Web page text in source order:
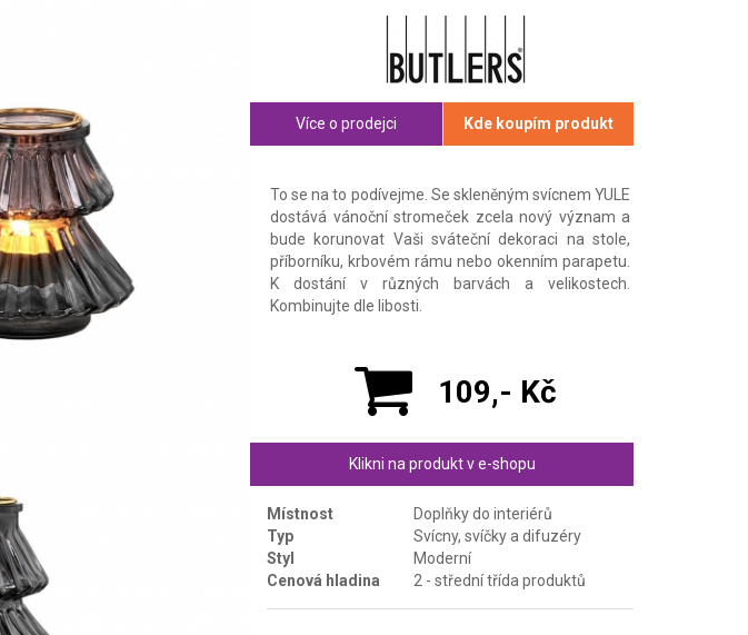
Více o prodejci Kde koupím produkt
To se na to podívejme. Se skleněným svícnem YULE
dostává vánoční stromeček zcela nový význam a
bude korunovat Vaši sváteční dekoraci na stole,
příborníku, krbovém rámu nebo okenním parapetu.
K dostání v různých barvách a velikostech.
Kombinujte dle libosti.
109,- Kč
Klikni na produkt v e-shopu
Místnost
Doplňky do interiérů
Typ
Svícny, svíčky a difuzéry
Styl
Moderní
Cenová hladina
2 - střední třída produktů